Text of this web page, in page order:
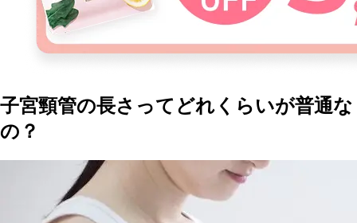
子宮頸管の長さってどれくらいが普通な
の？